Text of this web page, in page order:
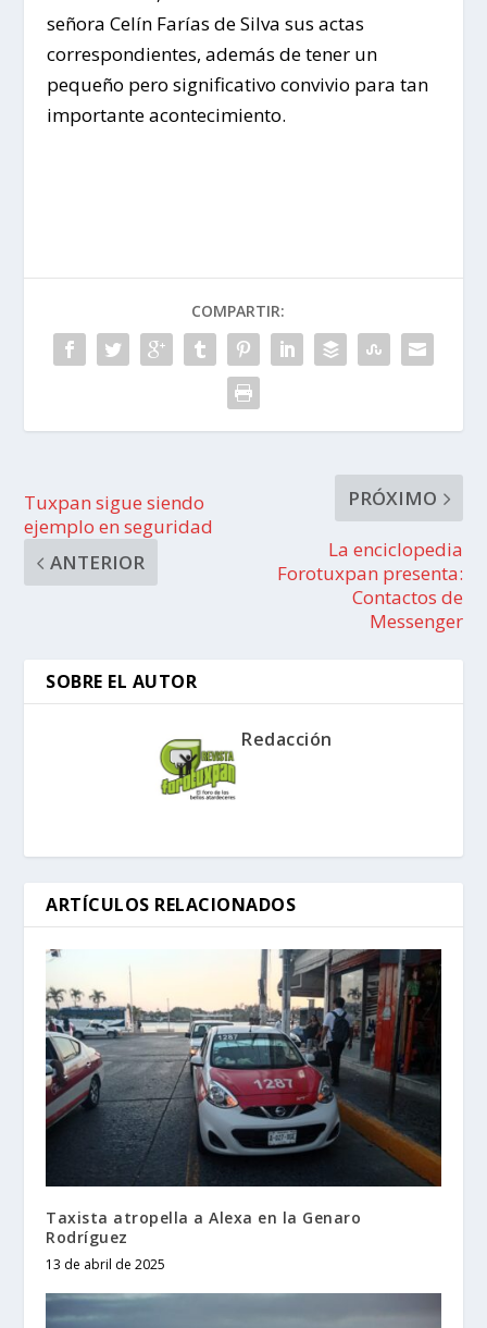
señora Celín Farías de Silva sus actas
correspondientes, además de tener un
pequeño pero significativo convivio para tan
importante acontecimiento.
COMPARTIR:
Tuxpan sigue siendo
ejemplo en seguridad
ANTERIOR
PRÓXIMO
La enciclopedia
Forotuxpan presenta:
Contactos de
Messenger
SOBRE EL AUTOR
Redacción
ARTÍCULOS RELACIONADOS
Taxista atropella a Alexa en la Genaro
Rodríguez
13 de abril de 2025